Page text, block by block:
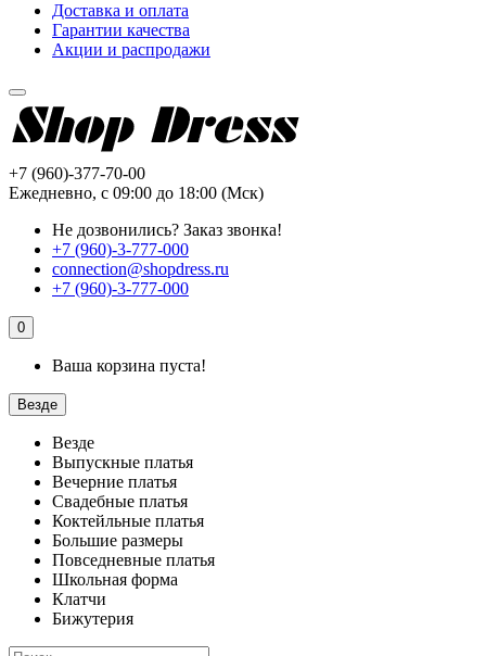
Доставка и оплата
Гарантии качества
Акции и распродажи
+7 (960)-377-70-00
Ежедневно, с 09:00 до 18:00 (Мск)
Не дозвонились? Заказ звонка!
+7 (960)-3-777-000
connection@shopdress.ru
+7 (960)-3-777-000
0
Ваша корзина пуста!
Везде
Везде
Выпускные платья
Вечерние платья
Свадебные платья
Коктейльные платья
Большие размеры
Повседневные платья
Школьная форма
Клатчи
Бижутерия